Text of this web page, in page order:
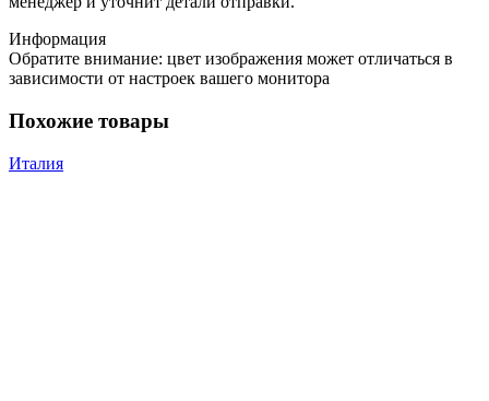
Информация
Обратите внимание: цвет изображения может отличаться в
зависимости от настроек вашего монитора
Похожие товары
Италия